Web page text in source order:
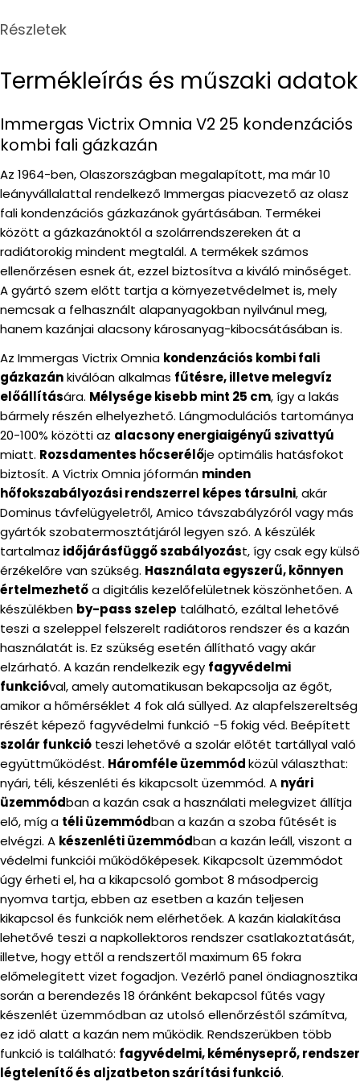
Részletek
Termékleírás és műszaki adatok
Immergas Victrix Omnia V2 25 kondenzációs
kombi fali gázkazán
Az 1964-ben, Olaszországban megalapított, ma már 10
leányvállalattal rendelkező Immergas piacvezető az olasz
fali kondenzációs gázkazánok gyártásában. Termékei
között a gázkazánoktól a szolárrendszereken át a
radiátorokig mindent megtalál. A termékek számos
ellenőrzésen esnek át, ezzel biztosítva a kiváló minőséget.
A gyártó szem előtt tartja a környezetvédelmet is, mely
nemcsak a felhasznált alapanyagokban nyilvánul meg,
hanem kazánjai alacsony károsanyag-kibocsátásában is.
Az Immergas Victrix Omnia kondenzációs kombi fali
gázkazánkiválóan alkalmas fűtésre, illetve melegvíz
előállítására. Mélysége kisebb mint 25 cm, így a lakás
bármely részén elhelyezhető. Lángmodulációs tartománya
20-100% közötti az alacsony energiaigényű szivattyú
miatt. Rozsdamentes hőcserélője optimális hatásfokot
biztosít. A Victrix Omnia jóformán minden
hőfokszabályozási rendszerrel képes társulni, akár
Dominus távfelügyeletről, Amico távszabályzóról vagy más
gyártók szobatermosztátjáról legyen szó. A készülék
tartalmaz időjárásfüggő szabályozást, így csak egy külső
érzékelőre van szükség. Használata egyszerű, könnyen
értelmezhetőa digitális kezelőfelületnek köszönhetően. A
készülékben by-pass szelep található, ezáltal lehetővé
teszi a szeleppel felszerelt radiátoros rendszer és a kazán
használatát is. Ez szükség esetén állítható vagy akár
elzárható. A kazán rendelkezik egy fagyvédelmi
funkcióval, amely automatikusan bekapcsolja az égőt,
amikor a hőmérséklet 4 fok alá süllyed. Az alapfelszereltség
részét képező fagyvédelmi funkció -5 fokig véd. Beépített
szolár funkció teszi lehetővé a szolár előtét tartállyal való
együttműködést. Háromféle üzemmódközül választhat:
nyári, téli, készenléti és kikapcsolt üzemmód. A nyári
üzemmódban a kazán csak a használati melegvizet állítja
elő, míg a téli üzemmódban a kazán a szoba fűtését is
elvégzi. A készenléti üzemmódban a kazán leáll, viszont a
védelmi funkciói működőképesek. Kikapcsolt üzemmódot
úgy érheti el, ha a kikapcsoló gombot 8 másodpercig
nyomva tartja, ebben az esetben a kazán teljesen
kikapcsol és funkciók nem elérhetőek. A kazán kialakítása
lehetővé teszi a napkollektoros rendszer csatlakoztatását,
illetve, hogy ettől a rendszertől maximum 65 fokra
előmelegített vizet fogadjon. Vezérlő panel öndiagnosztika
során a berendezés 18 óránként bekapcsol fűtés vagy
készenlét üzemmódban az utolsó ellenőrzéstől számítva,
ez idő alatt a kazán nem működik. Rendszerükben több
funkció is található: fagyvédelmi, kéményseprő, rendszer
légtelenítő és aljzatbeton szárítási funkció.